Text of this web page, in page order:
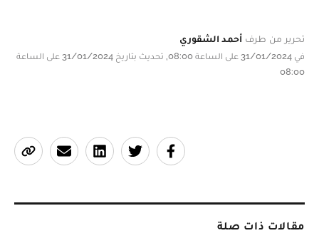
تحرير من طرف أحمد الشقوري
في 31/01/2024 على الساعة 08:00, تحديث بتاريخ 31/01/2024 على الساعة
08:00
مقالات ذات صلة